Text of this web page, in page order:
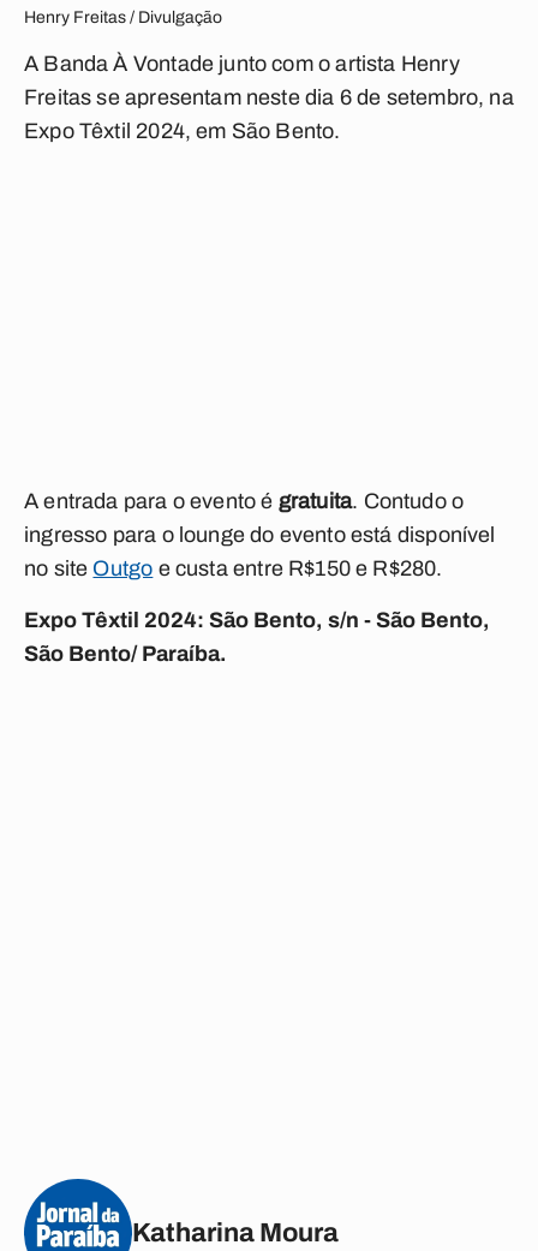
Henry Freitas / Divulgação
A Banda À Vontade junto com o artista Henry
Freitas se apresentam neste dia 6 de setembro, na
Expo Têxtil 2024, em São Bento.
A entrada para o evento é gratuita. Contudo o
ingresso para o lounge do evento está disponível
no site Outgo e custa entre R$150 e R$280.
Expo Têxtil 2024: São Bento, s/n - São Bento,
São Bento/ Paraíba.
Katharina Moura